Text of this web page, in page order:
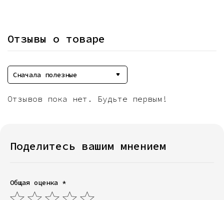
Отзывы о товаре
Сначала полезные
Отзывов пока нет. Будьте первым!
Поделитесь вашим мнением
Общая оценка *